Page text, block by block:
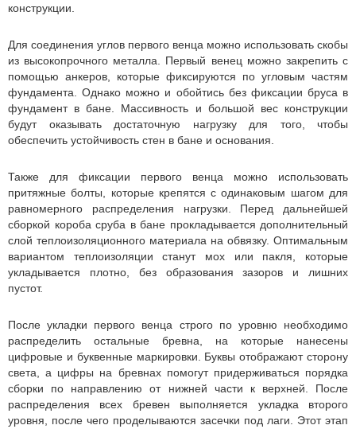
конструкции.
Для соединения углов первого венца можно использовать скобы
из высокопрочного металла. Первый венец можно закрепить с
помощью анкеров, которые фиксируются по угловым частям
фундамента. Однако можно и обойтись без фиксации бруса в
фундамент в бане. Массивность и большой вес конструкции
будут оказывать достаточную нагрузку для того, чтобы
обеспечить устойчивость стен в бане и основания.
Также для фиксации первого венца можно использовать
притяжные болты, которые крепятся с одинаковым шагом для
равномерного распределения нагрузки. Перед дальнейшей
сборкой короба сруба в бане прокладывается дополнительный
слой теплоизоляционного материала на обвязку. Оптимальным
вариантом теплоизоляции станут мох или пакля, которые
укладывается плотно, без образования зазоров и лишних
пустот.
После укладки первого венца строго по уровню необходимо
распределить остальные бревна, на которые нанесены
цифровые и буквенные маркировки. Буквы отображают сторону
света, а цифры на бревнах помогут придерживаться порядка
сборки по направлению от нижней части к верхней. После
распределения всех бревен выполняется укладка второго
уровня, после чего проделываются засечки под лаги. Этот этап